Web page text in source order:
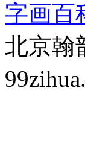
字画百
北京翰